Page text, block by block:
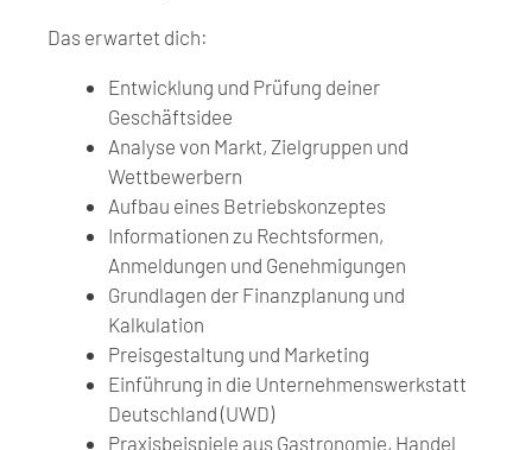
Das erwartet dich:
Entwicklung und Prüfung deiner
Geschäftsidee
Analyse von Markt, Zielgruppen und
Wettbewerbern
Aufbau eines Betriebskonzeptes
Informationen zu Rechtsformen,
Anmeldungen und Genehmigungen
Grundlagen der Finanzplanung und
Kalkulation
Preisgestaltung und Marketing
Einführung in die Unternehmenswerkstatt
Deutschland (UWD)
Praxisbeispiele aus Gastronomie, Handel